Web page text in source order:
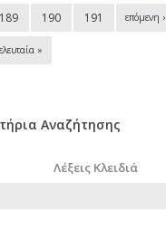
189 190 191 επόμενη ›
»
Αναζήτησης
Λέξεις Κλειδιά